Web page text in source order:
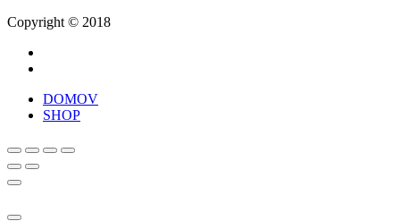
Copyright © 2018
DOMOV
SHOP